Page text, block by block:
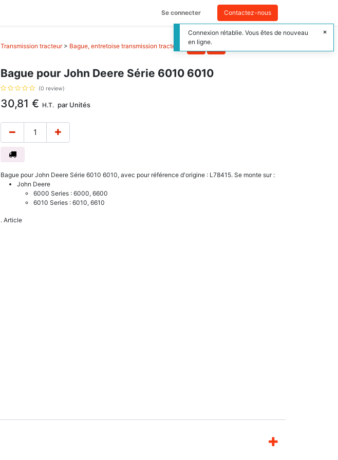
Se connecter Contactez-nous
Transmission tracteur> Bague, entretoise transmission tracteur
Bague pour John Deere Série 6010 6010
(0 review)
30,81 € H.T. par Unités
Bague pour John Deere Série 6010 6010, avec pour référence d'origine : L78415. Se monte sur :
John Deere
6000 Series : 6000, 6600
6010 Series : 6010, 6610
. Article
Connexion rétablie. Vous êtes de nouveau
en ligne.